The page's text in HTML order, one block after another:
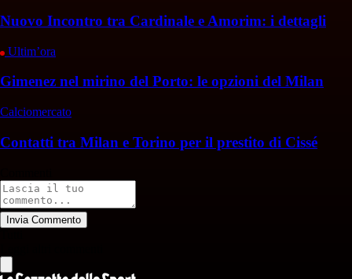
Nuovo Incontro tra Cardinale e Amorim: i dettagli
Ultim’ora
Gimenez nel mirino del Porto: le opzioni del Milan
Calciomercato
Contatti tra Milan e Torino per il prestito di Cissé
Invia Commento